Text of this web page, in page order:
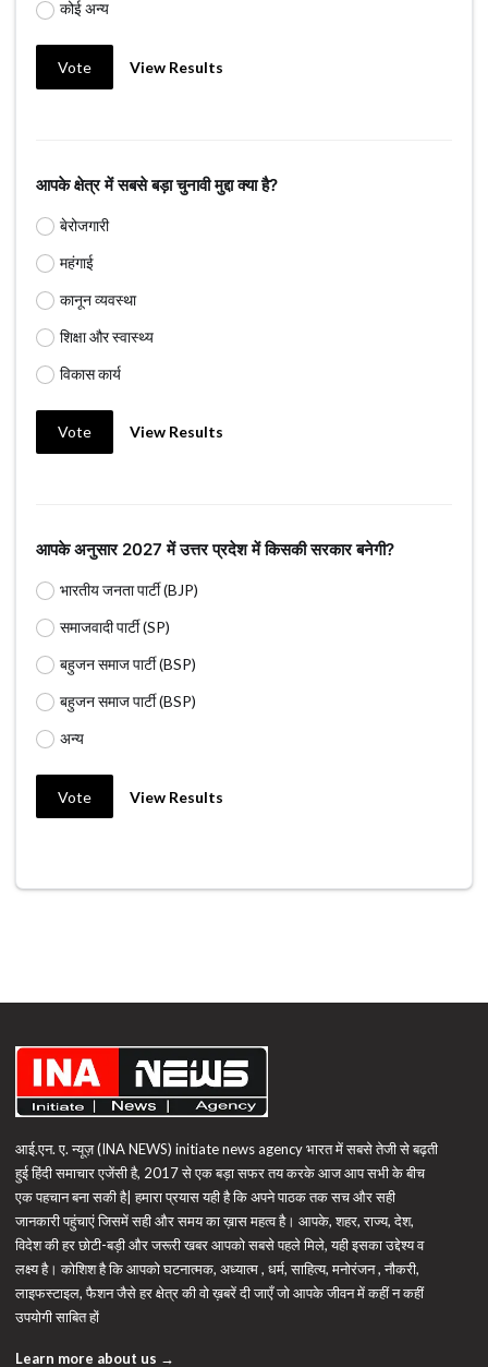
कोई अन्य
Vote View Results
आपके क्षेत्र में सबसे बड़ा चुनावी मुद्दा क्या है?
बेरोजगारी
महंगाई
कानून व्यवस्था
शिक्षा और स्वास्थ्य
विकास कार्य
Vote View Results
आपके अनुसार 2027 में उत्तर प्रदेश में किसकी सरकार बनेगी?
भारतीय जनता पार्टी (BJP)
समाजवादी पार्टी (SP)
बहुजन समाज पार्टी (BSP)
बहुजन समाज पार्टी (BSP)
अन्य
Vote View Results
आई.एन. ए. न्यूज़ (INA NEWS) initiate news agency भारत में सबसे तेजी से बढ़ती
हुई हिंदी समाचार एजेंसी है, 2017 से एक बड़ा सफर तय करके आज आप सभी के बीच
एक पहचान बना सकी है| हमारा प्रयास यही है कि अपने पाठक तक सच और सही
जानकारी पहुंचाएं जिसमें सही और समय का ख़ास महत्व है। आपके, शहर, राज्य, देश,
विदेश की हर छोटी-बड़ी और जरूरी खबर आपको सबसे पहले मिले, यही इसका उद्देश्य व
लक्ष्य है। कोशिश है कि आपको घटनात्मक, अध्यात्म , धर्म, साहित्य, मनोरंजन , नौकरी,
लाइफस्टाइल, फैशन जैसे हर क्षेत्र की वो ख़बरें दी जाएँ जो आपके जीवन में कहीं न कहीं
उपयोगी साबित हों
Learn more about us →